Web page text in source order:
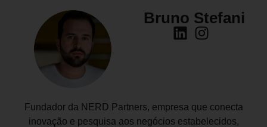
Bruno Stefani
Fundador da NERD Partners, empresa que conecta
inovação e pesquisa aos negócios estabelecidos,